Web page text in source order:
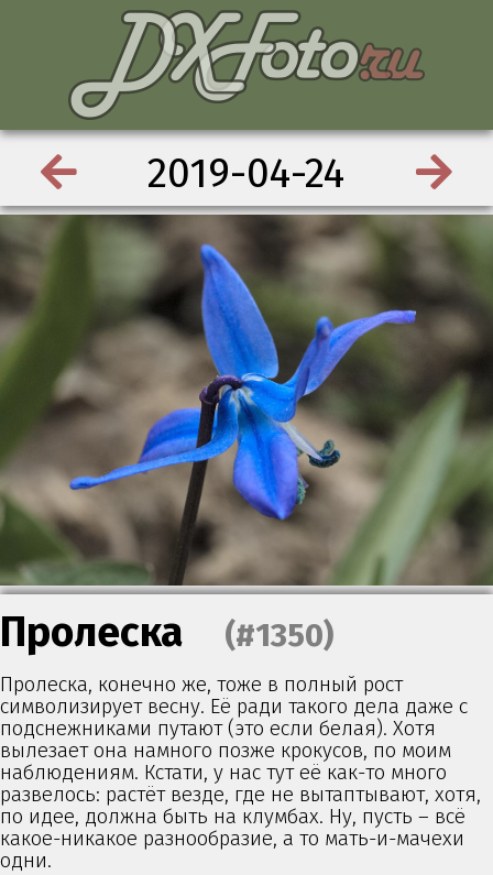
2019-04-24
Пролеска (#1350)
Пролеска, конечно же, тоже в полный рост
символизирует весну. Её ради такого дела даже с
подснежниками путают (это если белая). Хотя
вылезает она намного позже крокусов, по моим
наблюдениям. Кстати, у нас тут её как-то много
развелось: растёт везде, где не вытаптывают, хотя,
по идее, должна быть на клумбах. Ну, пусть – всё
какое-никакое разнообразие, а то мать-и-мачехи
одни.